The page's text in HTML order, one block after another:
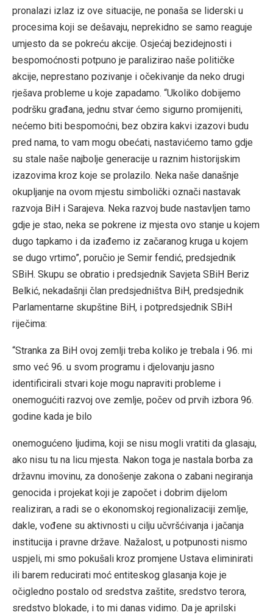
pronalazi izlaz iz ove situacije, ne ponaša se liderski u
procesima koji se dešavaju, neprekidno se samo reaguje
umjesto da se pokreću akcije. Osjećaj bezidejnosti i
bespomoćnosti potpuno je paralizirao naše političke
akcije, neprestano pozivanje i očekivanje da neko drugi
rješava probleme u koje zapadamo. “Ukoliko dobijemo
podršku građana, jednu stvar ćemo sigurno promijeniti,
nećemo biti bespomoćni, bez obzira kakvi izazovi budu
pred nama, to vam mogu obećati, nastavićemo tamo gdje
su stale naše najbolje generacije u raznim historijskim
izazovima kroz koje se prolazilo. Neka naše današnje
okupljanje na ovom mjestu simbolički označi nastavak
razvoja BiH i Sarajeva. Neka razvoj bude nastavljen tamo
gdje je stao, neka se pokrene iz mjesta ovo stanje u kojem
dugo tapkamo i da izađemo iz začaranog kruga u kojem
se dugo vrtimo”, poručio je Semir fendić, predsjednik
SBiH. Skupu se obratio i predsjednik Savjeta SBiH Beriz
Belkić, nekadašnji član predsjedništva BiH, predsjednik
Parlamentarne skupštine BiH, i potpredsjednik SBiH
riječima:
“Stranka za BiH ovoj zemlji treba koliko je trebala i 96. mi
smo već 96. u svom programu i djelovanju jasno
identificirali stvari koje mogu napraviti probleme i
onemogućiti razvoj ove zemlje, počev od prvih izbora 96.
godine kada je bilo
onemogućeno ljudima, koji se nisu mogli vratiti da glasaju,
ako nisu tu na licu mjesta. Nakon toga je nastala borba za
državnu imovinu, za donošenje zakona o zabani negiranja
genocida i projekat koji je započet i dobrim dijelom
realiziran, a radi se o ekonomskoj regionalizaciji zemlje,
dakle, vođene su aktivnosti u cilju učvršćivanja i jačanja
institucija i pravne države. Nažalost, u potpunosti nismo
uspjeli, mi smo pokušali kroz promjene Ustava eliminirati
ili barem reducirati moć entiteskog glasanja koje je
očigledno postalo od sredstva zaštite, sredstvo terora,
sredstvo blokade, i to mi danas vidimo. Da je aprilski